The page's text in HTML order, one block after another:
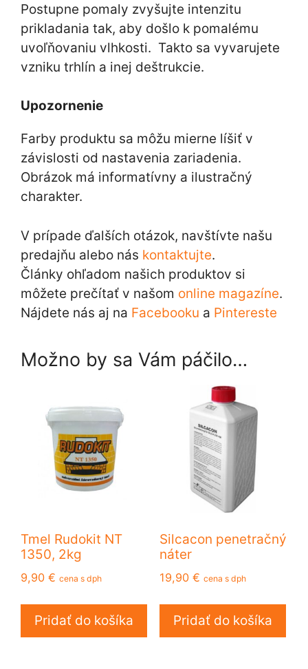
Postupne pomaly zvyšujte intenzitu
prikladania tak, aby došlo k pomalému
uvoľňovaniu vlhkosti. Takto sa vyvarujete
vzniku trhlín a inej deštrukcie.
Upozornenie
Farby produktu sa môžu mierne líšiť v
závislosti od nastavenia zariadenia.
Obrázok má informatívny a ilustračný
charakter.
V prípade ďalších otázok, navštívte našu
predajňu alebo nás kontaktujte.
Články ohľadom našich produktov si
môžete prečítať v našom online magazíne.
Nájdete nás aj na Facebooku a Pintereste
Možno by sa Vám páčilo…
Tmel Rudokit NT
1350, 2kg
9,90 € cena s dph
Pridať do košíka
Silcacon penetračný
náter
19,90 € cena s dph
Pridať do košíka